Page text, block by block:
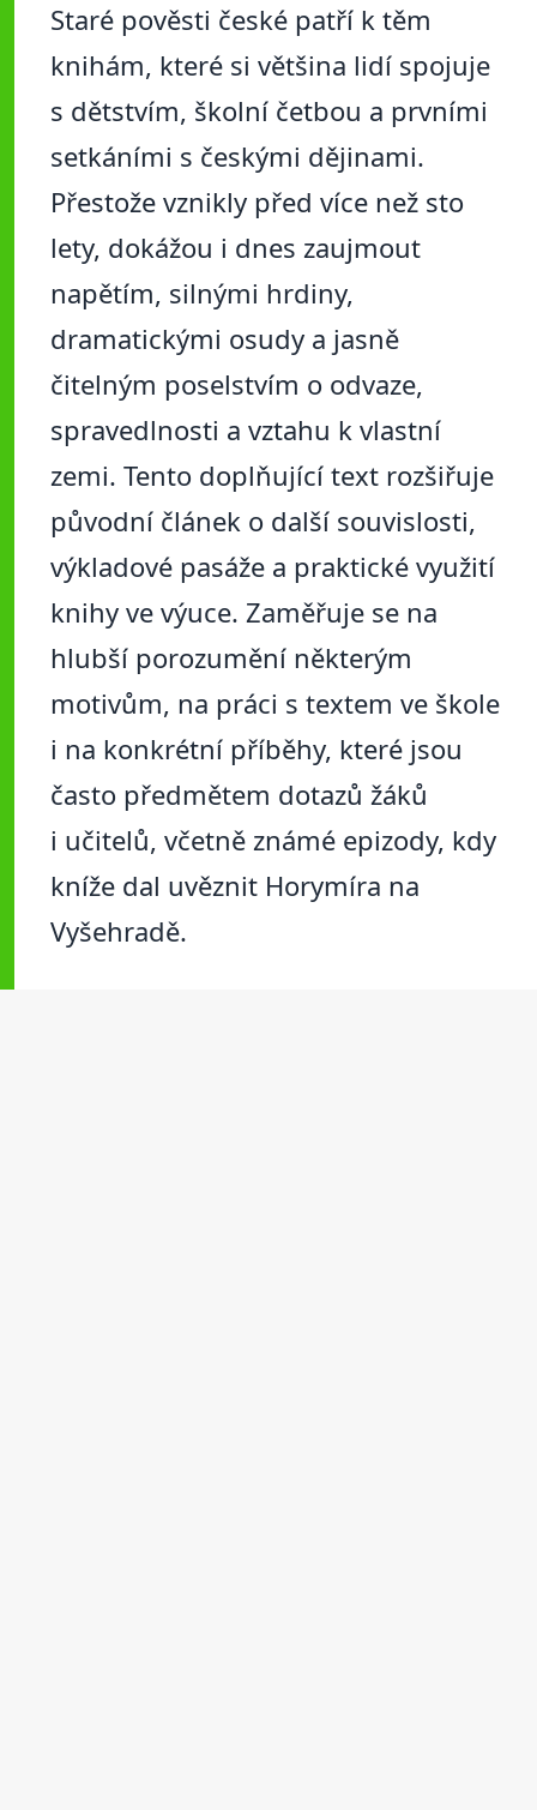
Staré pověsti české patří k těm
knihám, které si většina lidí spojuje
s dětstvím, školní četbou a prvními
setkáními s českými dějinami.
Přestože vznikly před více než sto
lety, dokážou i dnes zaujmout
napětím, silnými hrdiny,
dramatickými osudy a jasně
čitelným poselstvím o odvaze,
spravedlnosti a vztahu k vlastní
zemi. Tento doplňující text rozšiřuje
původní článek o další souvislosti,
výkladové pasáže a praktické využití
knihy ve výuce. Zaměřuje se na
hlubší porozumění některým
motivům, na práci s textem ve škole
i na konkrétní příběhy, které jsou
často předmětem dotazů žáků
i učitelů, včetně známé epizody, kdy
kníže dal uvěznit Horymíra na
Vyšehradě.